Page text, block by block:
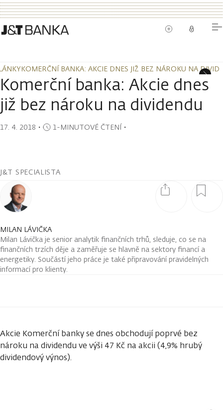
KOMERČNÍ BANKA: AKCIE DNES JIŽ BEZ NÁROKU NA
KOMERČNÍ BANKA: AKCIE DNES JIŽ BEZ NÁROKU NA
Komerční banka: Akcie dnes
již bez nároku na dividendu
17. 4. 2018 ・ 1-MINUTOVÉ ČTENÍ・
J&T SPECIALISTA
MILAN LÁVIČKA
Milan Lávička je senior analytik finančních trhů, sleduje, co se na
finančních trzích děje a zaměřuje se hlavně na sektory financí a
energetiky. Součástí jeho práce je také připravování pravidelných
informací pro klienty.
Akcie Komerční banky se dnes obchodují poprvé bez
nároku na dividendu ve výši 47 Kč na akcii (4,9% hrubý
dividendový výnos).